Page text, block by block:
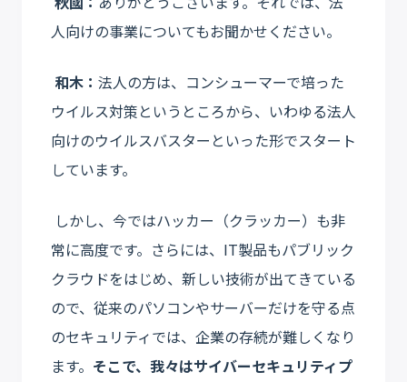
人向けの事業についてもお聞かせください。
和木： 法人の方は、コンシューマーで培った
ウイルス対策というところから、いわゆる法人
向けのウイルスバスターといった形でスタート
しています。
しかし、今ではハッカー（クラッカー）も非
常に高度です。さらには、IT製品もパブリック
クラウドをはじめ、新しい技術が出てきている
ので、従来のパソコンやサーバーだけを守る点
のセキュリティでは、企業の存続が難しくなり
ます。 そこで、我々はサイバーセキュリティプ